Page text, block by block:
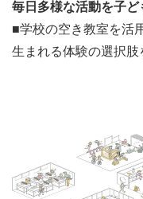
毎日多様な活動を子
■学校の空き教室を活
生まれる体験の選択肢